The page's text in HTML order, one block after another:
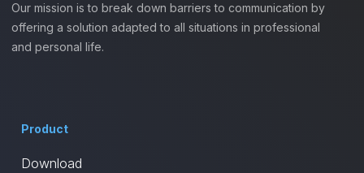
Our mission is to break down barriers to communication by
offering a solution adapted to all situations in professional
and personal life.
Product
Download